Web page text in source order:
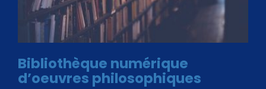
Bibliothèque numérique
d’oeuvres philosophiques